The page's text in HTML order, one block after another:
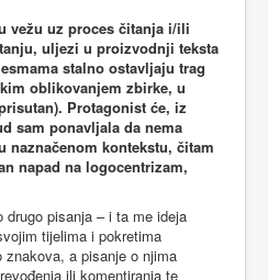
vežu uz proces čitanja i/ili
uljezi u proizvodnji teksta
stalno ostavljaju trag
oblikovanjem zbirke, u
Protagonist će, iz
sam ponavljala da nema
kontekstu, čitam
napad na logocentrizam,
pisanja – i ta me ideja
tijelima i pokretima
a pisanje o njima
ili komentiranja te